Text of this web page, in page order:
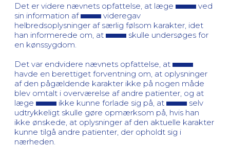
Det er videre nævnets opfattelse, at læge
ved
sin information af
videregav
helbredsoplysninger af særlig følsom karakter, idet
han informerede om, at
skulle undersøges for
en kønssygdom.
Det var endvidere nævnets opfattelse, at
havde en berettiget forventning om, at oplysninger
af den pågældende karakter ikke på nogen måde
blev omtalt i overværelse af andre patienter, og at
læge
ikke kunne forlade sig på, at
selv
udtrykkeligt skulle gøre opmærksom på, hvis han
ikke ønskede, at oplysninger af den aktuelle karakter
kunne tilgå andre patienter, der opholdt sig i
nærheden.